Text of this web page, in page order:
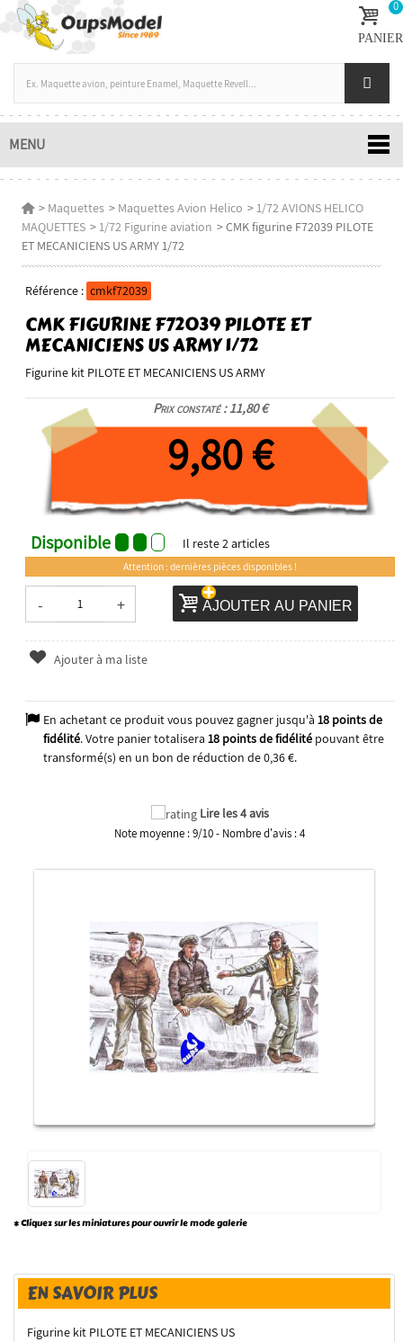
0
PANIER
MENU
> Maquettes > Maquettes Avion Helico >1/72 AVIONS HELICO
MAQUETTES >1/72 Figurine aviation >CMK figurine F72039 PILOTE
ET MECANICIENS US ARMY 1/72
Référence : cmkf72039
CMK FIGURINE F72039 PILOTE ET
MECANICIENS US ARMY 1/72
Figurine kit PILOTE ET MECANICIENS US ARMY
Prix constaté : 11,80 €
9,80 €
Disponible Il reste2articles
Attention : dernières pièces disponibles !
- + AJOUTER AU PANIER
Ajouter à ma liste
En achetant ce produit vous pouvez gagner jusqu'à 18points de
fidélité. Votre panier totalisera 18points de fidélitépouvant être
transformé(s) en un bon de réduction de0,36 €.
Lire les 4 avis
Note moyenne :9/10- Nombre d'avis :4
* Cliquez sur les miniatures pour ouvrir le mode galerie
EN SAVOIR PLUS
Figurine kit PILOTE ET MECANICIENS US